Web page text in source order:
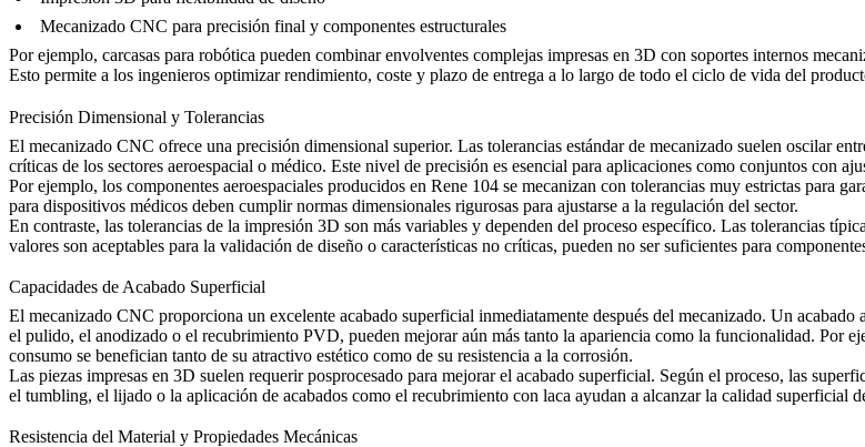
Mecanizado CNC para precisión final y componentes estructurales
Por ejemplo, carcasas para robótica pueden combinar envolventes complejas impresas en 3D con soportes internos
Esto permite a los ingenieros optimizar rendimiento, coste y plazo de entrega a lo largo de todo el ciclo de vida del
Precisión Dimensional y Tolerancias
El mecanizado CNC ofrece una precisión dimensional superior. Las tolerancias estándar de mecanizado suelen oscilar
críticas de los sectores aeroespacial o médico. Este nivel de precisión es esencial para aplicaciones como conjuntos con
Por ejemplo, los componentes aeroespaciales producidos en Rene 104 se mecanizan con tolerancias muy estrictas para
para dispositivos médicos deben cumplir normas dimensionales rigurosas para ajustarse a la regulación del sector.
En contraste, las tolerancias de la impresión 3D son más variables y dependen del proceso específico. Las tolerancias
valores son aceptables para la validación de diseño o características no críticas, pueden no ser suficientes para
Capacidades de Acabado Superficial
El mecanizado CNC proporciona un excelente acabado superficial inmediatamente después del mecanizado. Un
el pulido, el anodizado o el recubrimiento PVD, pueden mejorar aún más tanto la apariencia como la funcionalidad. Por
consumo se benefician tanto de su atractivo estético como de su resistencia a la corrosión.
Las piezas impresas en 3D suelen requerir posprocesado para mejorar el acabado superficial. Según el proceso, las
el tumbling, el lijado o la aplicación de acabados como el recubrimiento con laca ayudan a alcanzar la calidad superficial
Resistencia del Material y Propiedades Mecánicas